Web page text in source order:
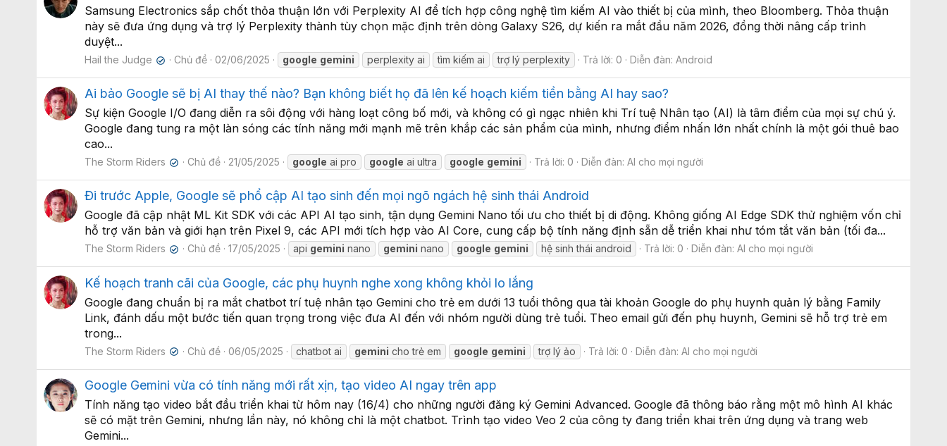
Samsung Electronics sắp chốt thỏa thuận lớn với Perplexity AI để tích hợp công nghệ tìm kiếm AI vào thiết bị của mình, theo Bloomberg. Thỏa thuận
này sẽ đưa ứng dụng và trợ lý Perplexity thành tùy chọn mặc định trên dòng Galaxy S26, dự kiến ra mắt đầu năm 2026, đồng thời nâng cấp trình
duyệt...
Hail the Judge ✔ Chủ đề 02/06/2025 google gemini perplexity ai tìm kiếm ai trợ lý perplexity Trả lời: 0 Diễn đàn:Android
Ai bảo Google sẽ bị AI thay thế nào? Bạn không biết họ đã lên kế hoạch kiếm tiền bằng AI hay sao?
Sự kiện Google I/O đang diễn ra sôi động với hàng loạt công bố mới, và không có gì ngạc nhiên khi Trí tuệ Nhân tạo (AI) là tâm điểm của mọi sự chú ý.
Google đang tung ra một làn sóng các tính năng mới mạnh mẽ trên khắp các sản phẩm của mình, nhưng điểm nhấn lớn nhất chính là một gói thuê bao
cao...
The Storm Riders ✔ Chủ đề 21/05/2025 google ai pro google ai ultra google gemini Trả lời: 0 Diễn đàn:AI cho mọi người
Đi trước Apple, Google sẽ phổ cập AI tạo sinh đến mọi ngõ ngách hệ sinh thái Android
Google đã cập nhật ML Kit SDK với các API AI tạo sinh, tận dụng Gemini Nano tối ưu cho thiết bị di động. Không giống AI Edge SDK thử nghiệm vốn chỉ
hỗ trợ văn bản và giới hạn trên Pixel 9, các API mới tích hợp vào AI Core, cung cấp bộ tính năng định sẵn dễ triển khai như tóm tắt văn bản (tối đa...
The Storm Riders ✔ Chủ đề 17/05/2025 api gemini nano gemini nano google gemini hệ sinh thái android Trả lời: 0 Diễn đàn:AI cho mọi người
Kế hoạch tranh cãi của Google, các phụ huynh nghe xong không khỏi lo lắng
Google đang chuẩn bị ra mắt chatbot trí tuệ nhân tạo Gemini cho trẻ em dưới 13 tuổi thông qua tài khoản Google do phụ huynh quản lý bằng Family
Link, đánh dấu một bước tiến quan trọng trong việc đưa AI đến với nhóm người dùng trẻ tuổi. Theo email gửi đến phụ huynh, Gemini sẽ hỗ trợ trẻ em
trong...
The Storm Riders ✔ Chủ đề 06/05/2025 chatbot ai gemini cho trẻ em google gemini trợ lý ảo Trả lời: 0 Diễn đàn:AI cho mọi người
Google Gemini vừa có tính năng mới rất xịn, tạo video AI ngay trên app
Tính năng tạo video bắt đầu triển khai từ hôm nay (16/4) cho những người đăng ký Gemini Advanced. Google đã thông báo rằng một mô hình AI khác
sẽ có mặt trên Gemini, nhưng lần này, nó không chỉ là một chatbot. Trình tạo video Veo 2 của công ty đang triển khai trên ứng dụng và trang web
Gemini...